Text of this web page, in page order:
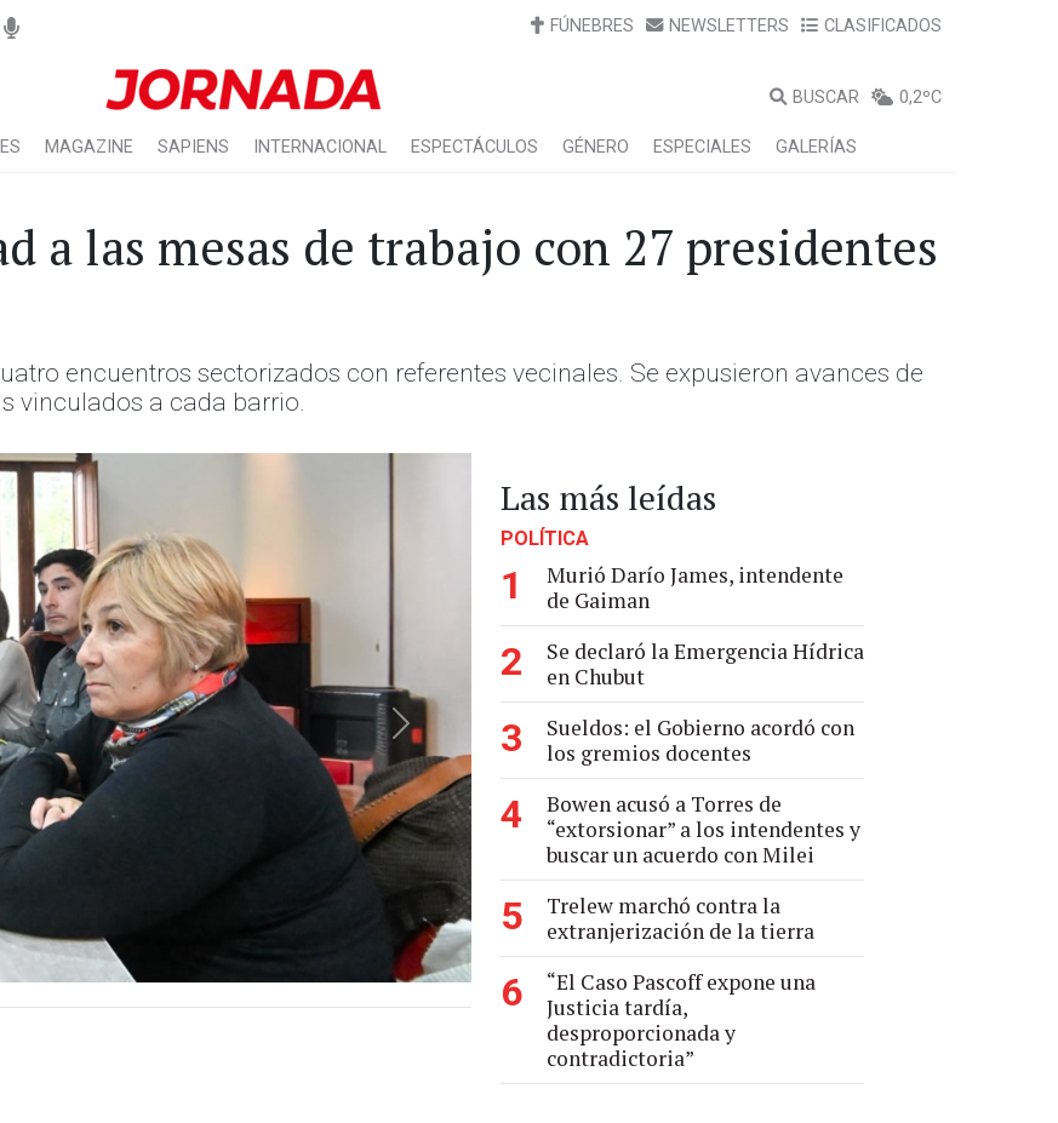
FÚNEBRES NEWSLETTERS CLASIFICADOS
BUSCAR 0,2ºC
MAGAZINE SAPIENS INTERNACIONAL ESPECTÁCULOS GÉNERO ESPECIALES GALERÍAS
a las mesas de trabajo con 27 presidentes
encuentros sectorizados con referentes vecinales. Se expusieron avances de
vinculados a cada barrio.
Siguiente
Las más leídas
POLÍTICA
1
Murió Darío James, intendente
de Gaiman
2
Se declaró la Emergencia Hídrica
en Chubut
3
Sueldos: el Gobierno acordó con
los gremios docentes
4
Bowen acusó a Torres de
“extorsionar” a los intendentes y
buscar un acuerdo con Milei
5
Trelew marchó contra la
extranjerización de la tierra
6
“El Caso Pascoff expone una
Justicia tardía,
desproporcionada y
contradictoria”